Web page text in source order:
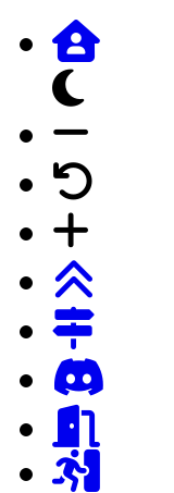
dunkles Design
Schrift auf
Schrift
Login
Registrierung